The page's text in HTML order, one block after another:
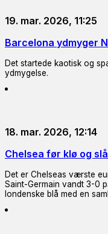
19. mar. 2026, 11:25
Barcelona ydmyger
Det startede kaotisk og
ydmygelse.
18. mar. 2026, 12:14
Chelsea før klø og
Det er Chelseas værste
Saint-Germain vandt 3-0
londenske blå med en